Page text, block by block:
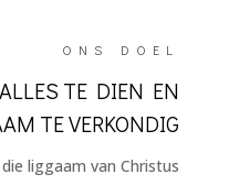
ONS DOEL
TE DIEN EN
TE VERKONDIG
liggaam van Christus